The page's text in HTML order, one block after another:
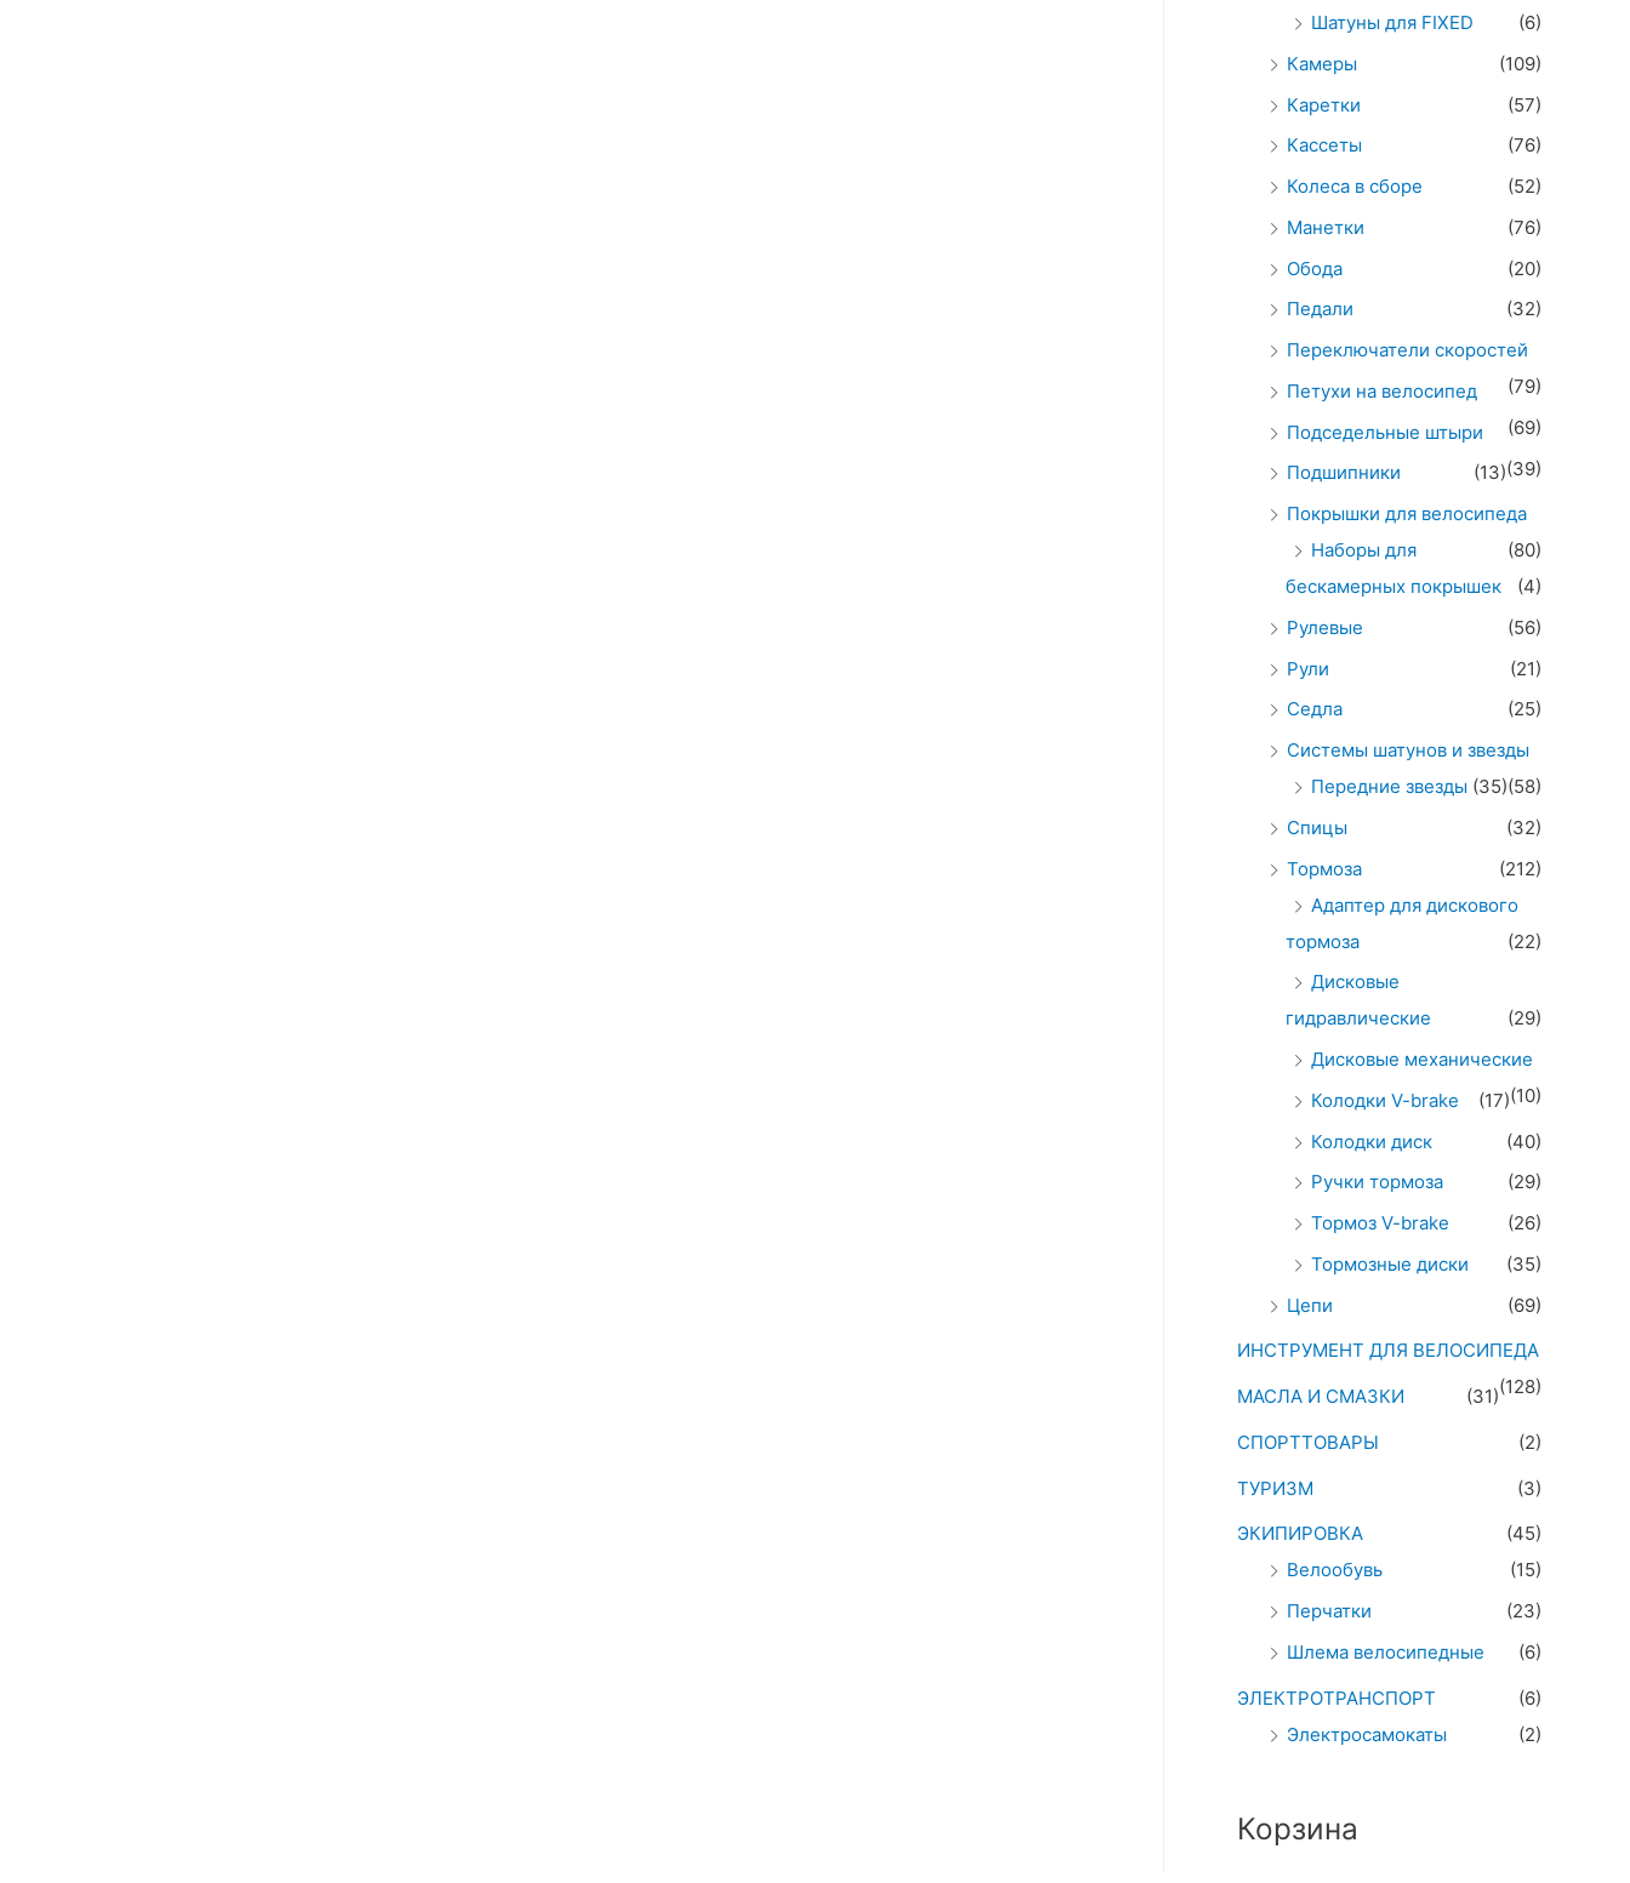
Шатуны для FIXED
(6)
Камеры
(109)
Каретки
(57)
Кассеты
(76)
Колеса в сборе
(52)
Манетки
(76)
Обода
(20)
Педали
(32)
Переключатели скоростей
(79)
Петухи на велосипед
(69)
Подседельные штыри
(39)
Подшипники
(13)
Покрышки для велосипеда
(80)
Наборы для
бескамерных покрышек
(4)
Рулевые
(56)
Рули
(21)
Седла
(25)
Системы шатунов и звезды
(58)
Передние звезды (35)
Спицы
(32)
Тормоза
(212)
Адаптер для дискового
тормоза
(22)
Дисковые
гидравлические
(29)
Дисковые механические
(10)
Колодки V-brake
(17)
Колодки диск
(40)
Ручки тормоза
(29)
Тормоз V-brake
(26)
Тормозные диски
(35)
Цепи
(69)
ИНСТРУМЕНТ ДЛЯ ВЕЛОСИПЕДА
(128)
МАСЛА И СМАЗКИ
(31)
СПОРТТОВАРЫ
(2)
ТУРИЗМ
(3)
ЭКИПИРОВКА
(45)
Велообувь
(15)
Перчатки
(23)
Шлема велосипедные
(6)
ЭЛЕКТРОТРАНСПОРТ
(6)
Электросамокаты
(2)
Корзина